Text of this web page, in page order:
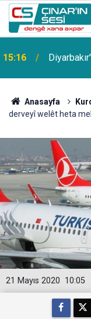
15:16
Anasayfa
derveyî welêt heta
10:05
21 Mayıs 2020